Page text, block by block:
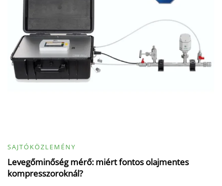
SAJTÓKÖZLEMÉNY
Levegőminőség mérő: miért fontos olajmentes
kompresszoroknál?